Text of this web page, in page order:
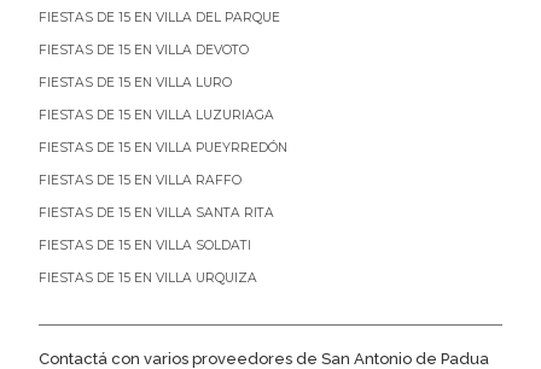
FIESTAS DE 15 EN VILLA DEL PARQUE
FIESTAS DE 15 EN VILLA DEVOTO
FIESTAS DE 15 EN VILLA LURO
FIESTAS DE 15 EN VILLA LUZURIAGA
FIESTAS DE 15 EN VILLA PUEYRREDÓN
FIESTAS DE 15 EN VILLA RAFFO
FIESTAS DE 15 EN VILLA SANTA RITA
FIESTAS DE 15 EN VILLA SOLDATI
FIESTAS DE 15 EN VILLA URQUIZA
Contactá con varios proveedores de San Antonio de Padua